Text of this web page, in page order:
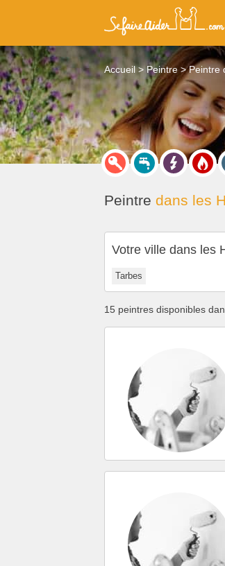
Accueil Peintre Peintre
Peintre dans les
Votre ville dans les
Tarbes
15 peintres disponibles